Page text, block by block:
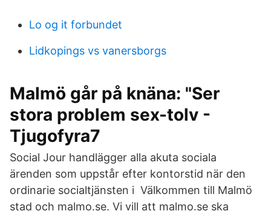
Lo og it forbundet
Lidkopings vs vanersborgs
Malmö går på knäna: "Ser
stora problem sex-tolv -
Tjugofyra7
Social Jour handlägger alla akuta sociala
ärenden som uppstår efter kontorstid när den
ordinarie socialtjänsten i Välkommen till Malmö
stad och malmo.se. Vi vill att malmo.se ska